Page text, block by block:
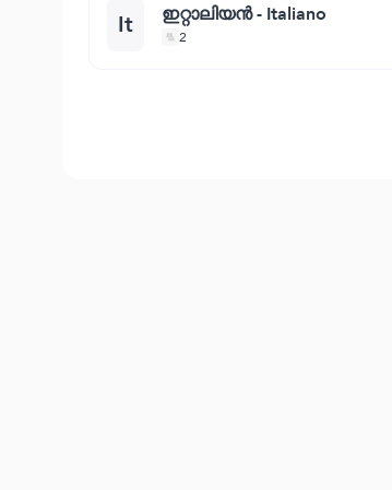
It ഇറ്റാലിയന്‍ - Italiano
2